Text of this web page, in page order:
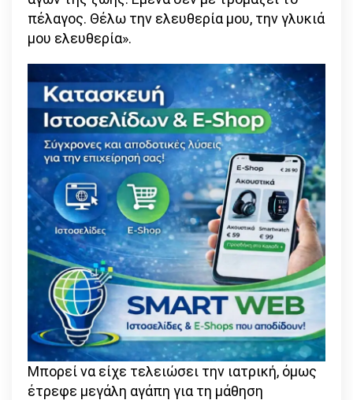
πέλαγος. Θέλω την ελευθερία μου, την γλυκιά
μου ελευθερία».
Μπορεί να είχε τελειώσει την ιατρική, όμως
έτρεφε μεγάλη αγάπη για τη μάθηση